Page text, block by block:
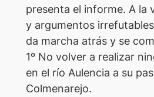
presenta el informe. A la
y argumentos
da marcha atrás y se
1º No volver a realizar
en el río Aulencia a su
Colmenarejo.